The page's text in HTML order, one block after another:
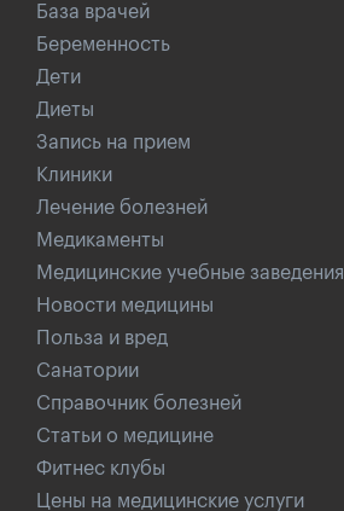
База врачей
Беременность
Дети
Диеты
Запись на прием
Клиники
Лечение болезней
Медикаменты
Медицинские учебные заведения
Новости медицины
Польза и вред
Санатории
Справочник болезней
Статьи о медицине
Фитнес клубы
Цены на медицинские услуги